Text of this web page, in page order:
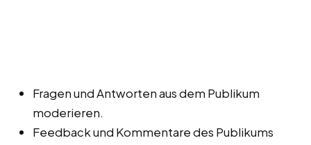
Fragen und Antworten aus dem Publikum
moderieren.
Feedback und Kommentare des Publikums